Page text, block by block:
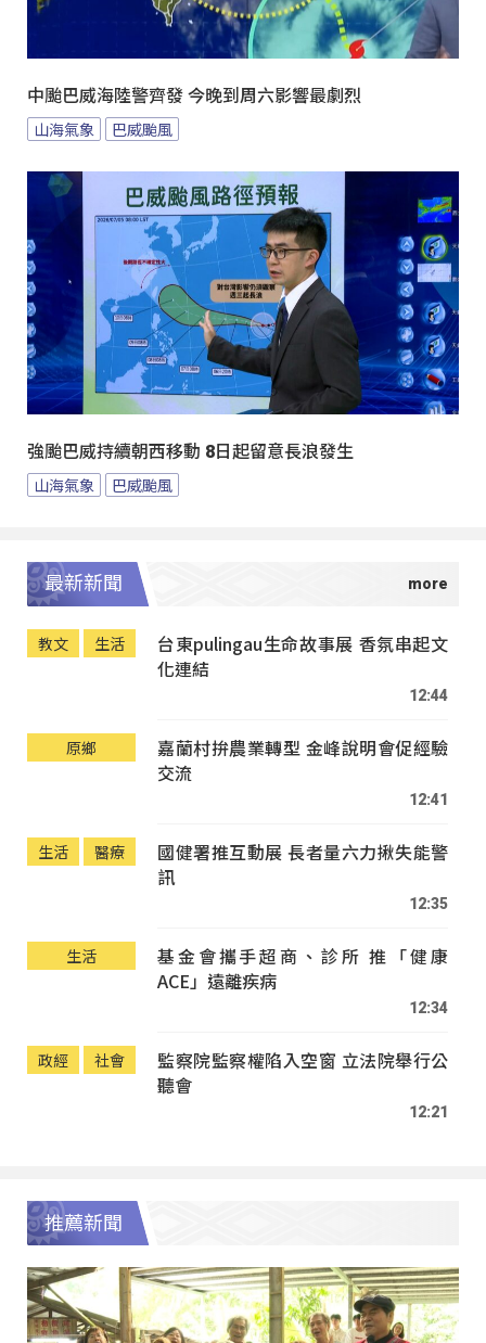
中颱巴威海陸警齊發 今晚到周六影響最劇烈
山海氣象 巴威颱風
強颱巴威持續朝西移動 8日起留意長浪發生
山海氣象 巴威颱風
最新新聞
教文 生活
台東pulingau生命故事展 香氛串起文
化連結
12:44
原鄉
嘉蘭村拚農業轉型 金峰說明會促經驗
交流
12:41
生活 醫療
國健署推互動展 長者量六力揪失能警
訊
12:35
生活
基金會攜手超商、診所 推「健康
ACE」遠離疾病
12:34
政經 社會
監察院監察權陷入空窗 立法院舉行公
聽會
12:21
推薦新聞